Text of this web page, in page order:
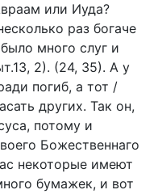
или Иуда?
раз богаче
много слуг и
2). (24, 35). А у
погиб, а тот /
других. Так он,
потому и
Божественнаго
некоторые имеют
бумажек, и вот